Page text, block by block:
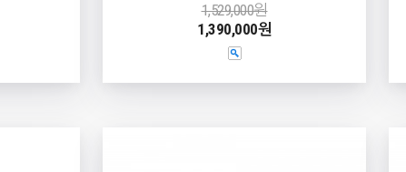
1,529,000원
1,390,000원